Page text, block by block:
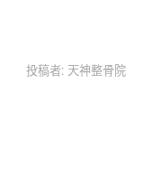
投稿者: 天神整骨院